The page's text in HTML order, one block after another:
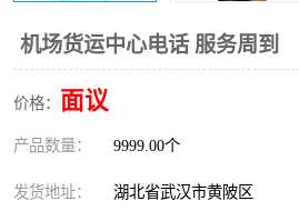
机场货运中心电话 服务周到
价格： 面议
产品数量： 9999.00个
发货地址： 湖北省武汉市黄陂区